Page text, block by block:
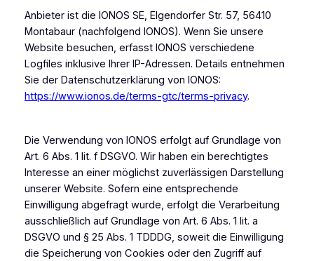
Anbieter ist die IONOS SE, Elgendorfer Str. 57, 56410
Montabaur (nachfolgend IONOS). Wenn Sie unsere
Website besuchen, erfasst IONOS verschiedene
Logfiles inklusive Ihrer IP-Adressen. Details entnehmen
Sie der Datenschutzerklärung von IONOS:
https://www.ionos.de/terms-gtc/terms-privacy.
Die Verwendung von IONOS erfolgt auf Grundlage von
Art. 6 Abs. 1 lit. f DSGVO. Wir haben ein berechtigtes
Interesse an einer möglichst zuverlässigen Darstellung
unserer Website. Sofern eine entsprechende
Einwilligung abgefragt wurde, erfolgt die Verarbeitung
ausschließlich auf Grundlage von Art. 6 Abs. 1 lit. a
DSGVO und § 25 Abs. 1 TDDDG, soweit die Einwilligung
die Speicherung von Cookies oder den Zugriff auf